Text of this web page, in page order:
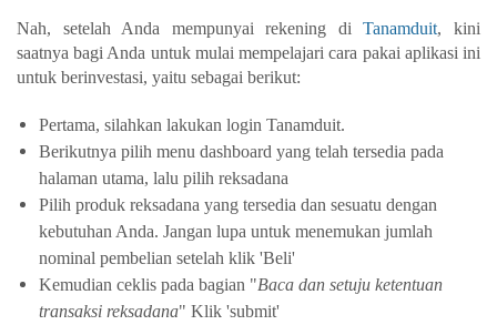
Nah, setelah Anda mempunyai rekening di Tanamduit, kini
saatnya bagi Anda untuk mulai mempelajari cara pakai aplikasi ini
untuk berinvestasi, yaitu sebagai berikut:
Pertama, silahkan lakukan login Tanamduit.
Berikutnya pilih menu dashboard yang telah tersedia pada
halaman utama, lalu pilih reksadana
Pilih produk reksadana yang tersedia dan sesuatu dengan
kebutuhan Anda. Jangan lupa untuk menemukan jumlah
nominal pembelian setelah klik 'Beli'
Kemudian ceklis pada bagian "Baca dan setuju ketentuan
transaksi reksadana" Klik 'submit'